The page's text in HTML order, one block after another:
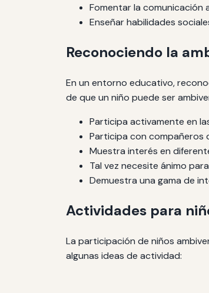
Fomentar la comunicación
Enseñar habilidades
Reconociendo la
En un entorno educativo,
de que un niño puede ser
Participa activamente en
Participa con compañeros
Muestra interés en
Tal vez necesite ánimo
Demuestra una gama de
Actividades para
La participación de niños
algunas ideas de actividad: